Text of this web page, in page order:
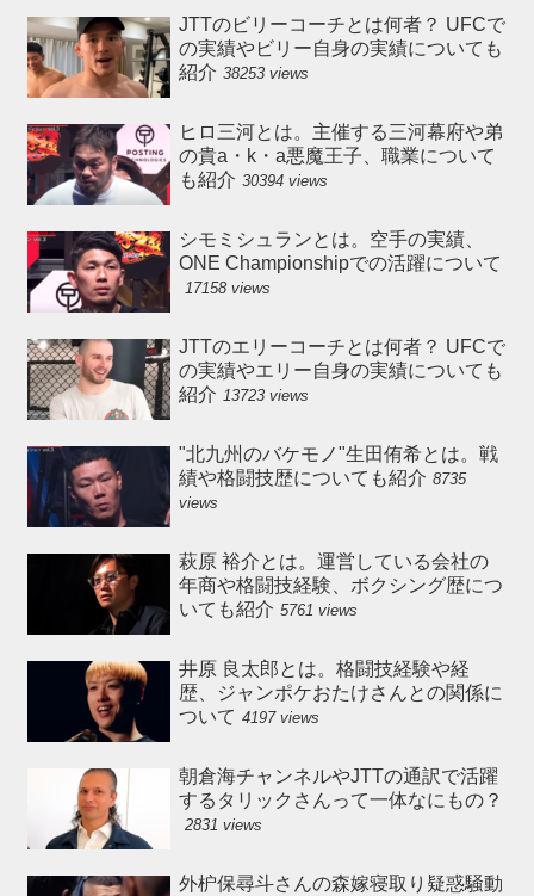
JTTのビリーコーチとは何者？ UFCで
の実績やビリー自身の実績についても
紹介 38253 views
ヒロ三河とは。主催する三河幕府や弟
の貴a・k・a悪魔王子、職業について
も紹介 30394 views
シモミシュランとは。空手の実績、
ONE Championshipでの活躍について
17158 views
JTTのエリーコーチとは何者？ UFCで
の実績やエリー自身の実績についても
紹介 13723 views
"北九州のバケモノ"生田侑希とは。戦
績や格闘技歴についても紹介 8735
views
萩原 裕介とは。運営している会社の
年商や格闘技経験、ボクシング歴につ
いても紹介 5761 views
井原 良太郎とは。格闘技経験や経
歴、ジャンポケおたけさんとの関係に
ついて 4197 views
朝倉海チャンネルやJTTの通訳で活躍
するタリックさんって一体なにもの？
2831 views
外枦保尋斗さんの森嫁寝取り疑惑騒動